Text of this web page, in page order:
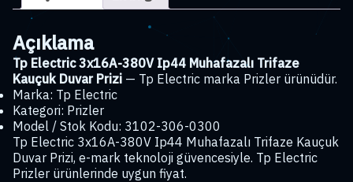
Duvar
adet
Açıklama
Tp Electric 3x16A-380V Ip44 Muhafazalı Trifaze
Kauçuk Duvar Prizi — Tp Electric marka Prizler ürünüdür.
Marka: Tp Electric
Kategori: Prizler
Model / Stok Kodu: 3102-306-0300
Tp Electric 3x16A-380V Ip44 Muhafazalı Trifaze Kauçuk
Duvar Prizi, e-mark teknoloji güvencesiyle. Tp Electric
Prizler ürünlerinde uygun fiyat.